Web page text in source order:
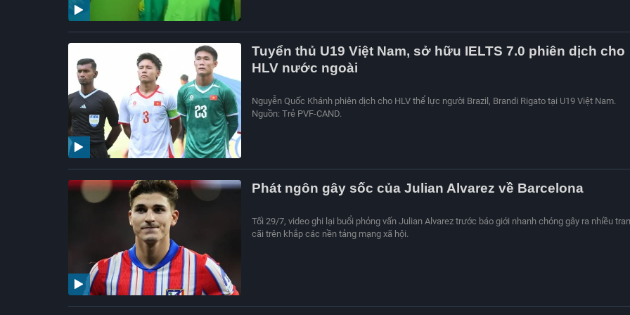
Tuyển thủ U19 Việt Nam, sở hữu IELTS 7.0 phiên dịch cho
HLV nước ngoài
Nguyễn Quốc Khánh phiên dịch cho HLV thể lực người Brazil, Brandi Rigato tại U19 Việt Nam.
Nguồn: Trẻ PVF-CAND.
Phát ngôn gây sốc của Julian Alvarez về Barcelona
Tối 29/7, video ghi lại buổi phỏng vấn Julian Alvarez trước báo giới nhanh chóng gây ra nhiều
cãi trên khắp các nền tảng mạng xã hội.